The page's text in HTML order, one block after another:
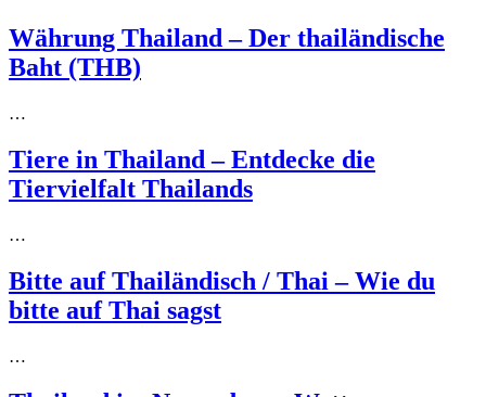
Währung Thailand – Der thailändische
Baht (THB)
…
Tiere in Thailand – Entdecke die
Tiervielfalt Thailands
…
Bitte auf Thailändisch / Thai – Wie du
bitte auf Thai sagst
…